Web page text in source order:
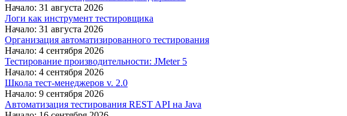
Начало: 31 августа 2026
Логи как инструмент тестировщика
Начало: 31 августа 2026
Организация автоматизированного тестирования
Начало: 4 сентября 2026
Тестирование производительности: JMeter 5
Начало: 4 сентября 2026
Школа тест-менеджеров v. 2.0
Начало: 9 сентября 2026
Автоматизация тестирования REST API на Java